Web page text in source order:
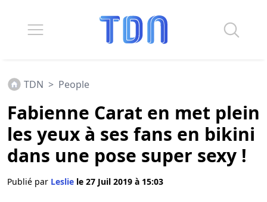
TDN > People
Fabienne Carat en met plein
les yeux à ses fans en bikini
dans une pose super sexy !
Publié par Leslie le 27 Juil 2019 à 15:03